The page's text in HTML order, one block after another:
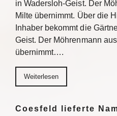
in Wadersloh-Geist. Der
Milte übernimmt. Über die
Inhaber bekommt die
Geist. Der Möhrenmann
übernimmt….
Weiterlesen
Coesfeld lieferte